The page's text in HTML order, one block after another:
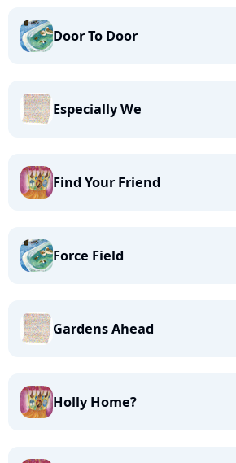
Door To Door
Especially We
Find Your Friend
Force Field
Gardens Ahead
Holly Home?